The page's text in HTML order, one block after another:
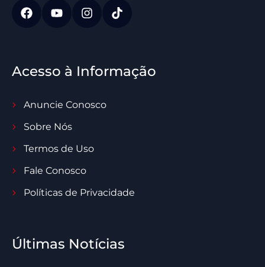
Acesso à Informação
Anuncie Conosco
Sobre Nós
Termos de Uso
Fale Conosco
Políticas de Privacidade
Últimas Notícias